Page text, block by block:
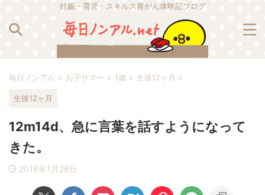
妊娠・育児・スキルス胃がん体験記ブログ
毎日ノンアル > お子サマー > 1歳 > 生後12ヶ月 >
生後12ヶ月
12m14d、急に言葉を話すようになって
きた。
2018年1月28日